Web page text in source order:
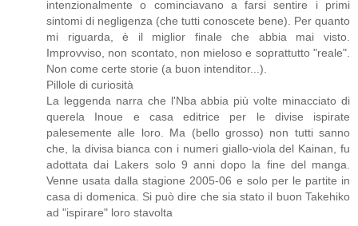
intenzionalmente o cominciavano a farsi sentire i primi
sintomi di negligenza (che tutti conoscete bene). Per quanto
mi riguarda, è il miglior finale che abbia mai visto.
Improvviso, non scontato, non mieloso e soprattutto "reale".
Non come certe storie (a buon intenditor...).
Pillole di curiosità
La leggenda narra che l'Nba abbia più volte minacciato di
querela Inoue e casa editrice per le divise ispirate
palesemente alle loro. Ma (bello grosso) non tutti sanno
che, la divisa bianca con i numeri giallo-viola del Kainan, fu
adottata dai Lakers solo 9 anni dopo la fine del manga.
Venne usata dalla stagione 2005-06 e solo per le partite in
casa di domenica. Si può dire che sia stato il buon Takehiko
ad "ispirare" loro stavolta